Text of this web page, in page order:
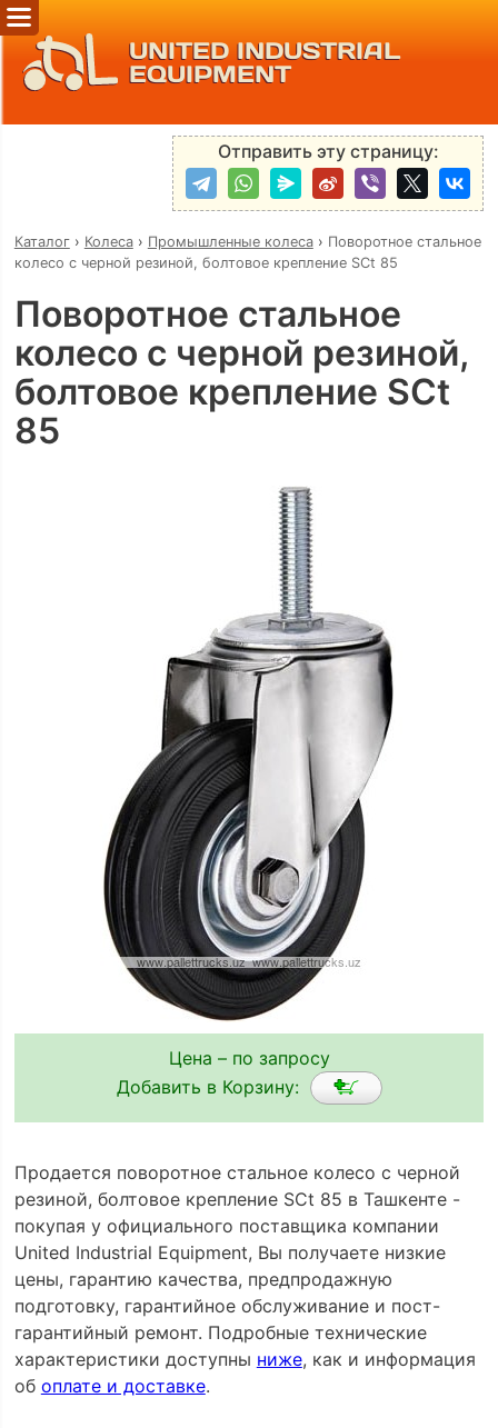
UNITED INDUSTRIAL
EQUIPMENT
Отправить эту страницу:
Каталог› Колеса› Промышленные колеса› Поворотное стальное
колесо с черной резиной, болтовое крепление SCt 85
Поворотное стальное
колесо с черной резиной,
болтовое крепление SCt
85
Цена – по запросу
Добавить в Корзину:
Продается поворотное стальное колесо с черной
резиной, болтовое крепление SCt 85 в Ташкенте -
покупая у официального поставщика компании
United Industrial Equipment, Вы получаете низкие
цены, гарантию качества, предпродажную
подготовку, гарантийное обслуживание и пост-
гарантийный ремонт. Подробные технические
характеристики доступны ниже, как и информация
об оплате и доставке.